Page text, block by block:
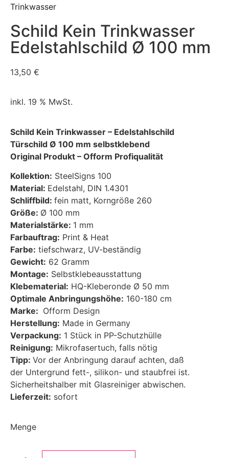
Trinkwasser
Schild Kein Trinkwasser
Edelstahlschild Ø 100 mm
13,50 €
inkl. 19 % MwSt.
Schild Kein Trinkwasser – Edelstahlschild
Türschild Ø 100 mm selbstklebend
Original Produkt – Ofform Profiqualität
Kollektion: SteelSigns 100
Material: Edelstahl, DIN 1.4301
Schliffbild: fein matt, Korngröße 260
Größe: Ø 100 mm
Materialstärke: 1 mm
Farbauftrag: Print & Heat
Farbe: tiefschwarz, UV-beständig
Gewicht: 62 Gramm
Montage: Selbstklebeausstattung
Klebematerial: HQ-Kleberonde Ø 50 mm
Optimale Anbringungshöhe: 160-180 cm
Marke: Ofform Design
Herstellung: Made in Germany
Verpackung: 1 Stück in PP-Schutzhülle
Reinigung: Mikrofasertuch, falls nötig
Tipp: Vor der Anbringung darauf achten, daß
der Untergrund fett-, silikon- und staubfrei ist.
Sicherheitshalber mit Glasreiniger abwischen.
Lieferzeit: sofort
Menge